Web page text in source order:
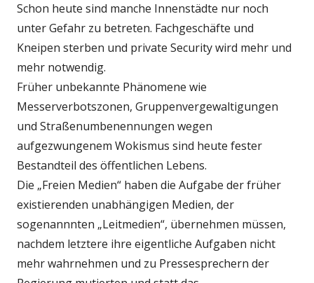
Schon heute sind manche Innenstädte nur noch
unter Gefahr zu betreten. Fachgeschäfte und
Kneipen sterben und private Security wird mehr und
mehr notwendig.
Früher unbekannte Phänomene wie
Messerverbotszonen, Gruppenvergewaltigungen
und Straßenumbenennungen wegen
aufgezwungenem Wokismus sind heute fester
Bestandteil des öffentlichen Lebens.
Die „Freien Medien“ haben die Aufgabe der früher
existierenden unabhängigen Medien, der
sogenannnten „Leitmedien“, übernehmen müssen,
nachdem letztere ihre eigentliche Aufgaben nicht
mehr wahrnehmen und zu Pressesprechern der